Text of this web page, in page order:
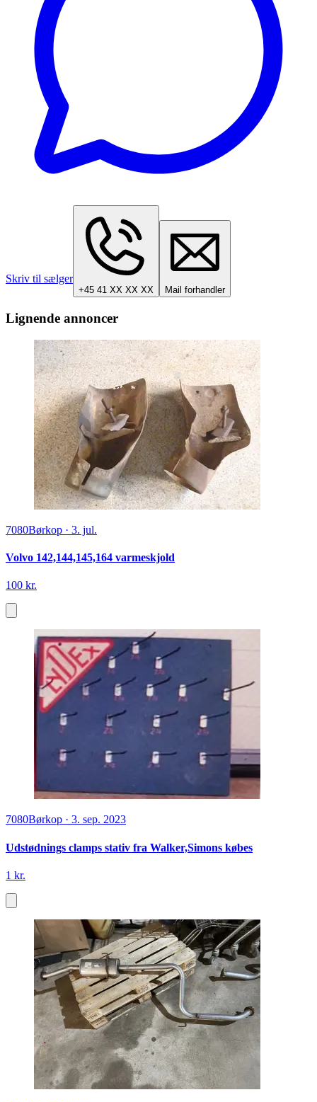
Skriv til sælger
+45 41 XX XX XX Mail forhandler
Lignende annoncer
7080Børkop · 3. jul.
Volvo 142,144,145,164 varmeskjold
100 kr.
7080Børkop · 3. sep. 2023
Udstødnings clamps stativ fra Walker,Simons købes
1 kr.